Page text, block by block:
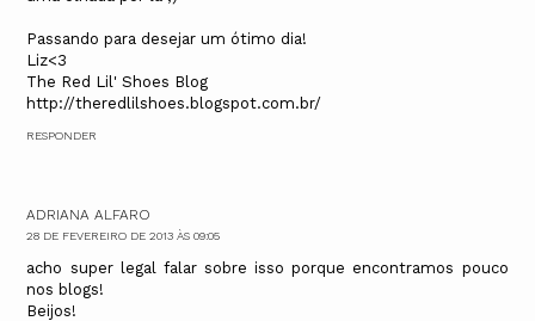
Passando para desejar um ótimo dia!
Liz<3
The Red Lil' Shoes Blog
http://theredlilshoes.blogspot.com.br/
RESPONDER
ADRIANA ALFARO
28 DE FEVEREIRO DE 2013 ÀS 09:05
acho super legal falar sobre isso porque encontramos pouco
nos blogs!
Beijos!